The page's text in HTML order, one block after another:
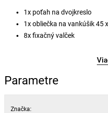
1x poťah na dvojkreslo
1x obliečka na vankúšik 45
8x fixačný valček
Parametre
Značka: